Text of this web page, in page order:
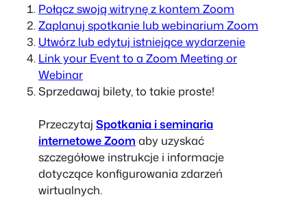
Połącz swoją witrynę z kontem Zoom
Zaplanuj spotkanie lub webinarium Zoom
Utwórz lub edytuj istniejące wydarzenie
Link your Event to a Zoom Meeting or
Webinar
Sprzedawaj bilety, to takie proste!
Przeczytaj Spotkania i seminaria
internetowe Zoom aby uzyskać
szczegółowe instrukcje i informacje
dotyczące konfigurowania zdarzeń
wirtualnych.